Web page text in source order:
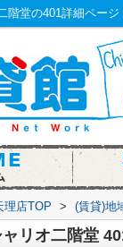
階堂の401詳細ペー
理店TOP > (賃貸)地
リオ二階堂